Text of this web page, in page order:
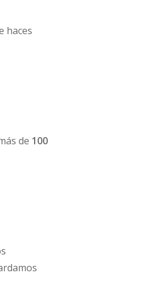
haces
de 100